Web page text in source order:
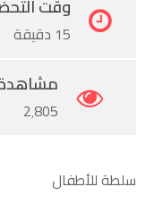
وقت التحضير
15 دقيقة
مشاهدة
2٬805
سلطة للأطفال